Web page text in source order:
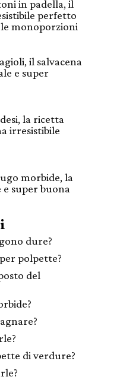
in padella, il
perfetto
monoporzioni
il salvacena
e super
la ricetta
irresistibile
morbide, la
super buona
dure?
polpette?
del
di verdure?